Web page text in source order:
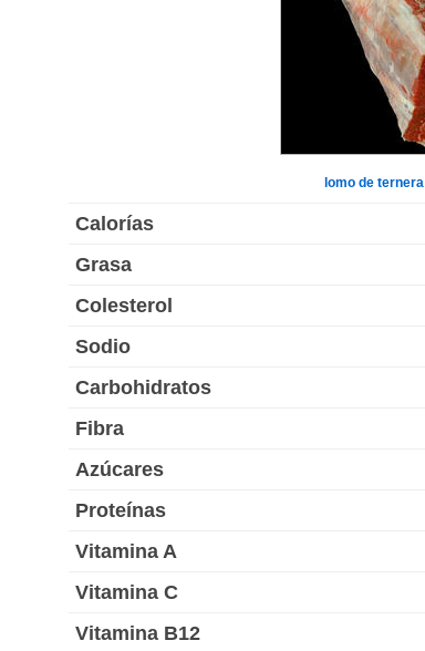
lomo de ternera
Calorías
Grasa
Colesterol
Sodio
Carbohidratos
Fibra
Azúcares
Proteínas
Vitamina A
Vitamina C
Vitamina B12